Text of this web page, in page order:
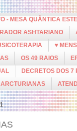
- MESA QUÂNTICA
ASHTARIANO
♥
OS 49 RAIOS
DECRETOS DOS 7